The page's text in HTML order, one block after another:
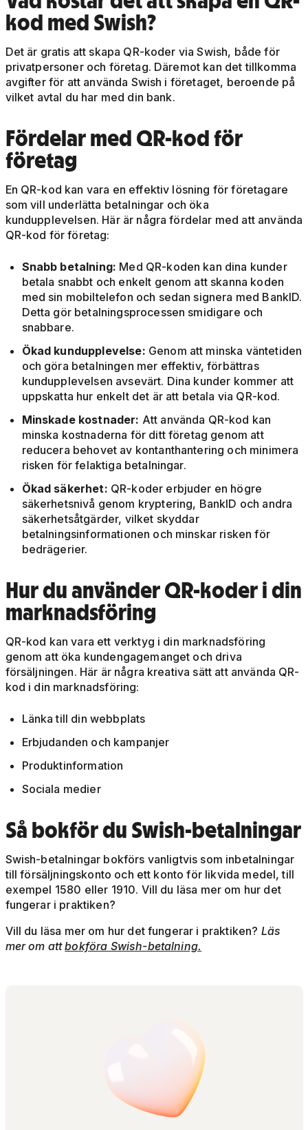
kod med Swish?
Det är gratis att skapa QR-koder via Swish, både för
privatpersoner och företag. Däremot kan det tillkomma
avgifter för att använda Swish i företaget, beroende på
vilket avtal du har med din bank.
Fördelar med QR-kod för
företag
En QR-kod kan vara en effektiv lösning för företagare
som vill underlätta betalningar och öka
kundupplevelsen. Här är några fördelar med att använda
QR-kod för företag:
Snabb betalning: Med QR-koden kan dina kunder
betala snabbt och enkelt genom att skanna koden
med sin mobiltelefon och sedan signera med BankID.
Detta gör betalningsprocessen smidigare och
snabbare.
Ökad kundupplevelse: Genom att minska väntetiden
och göra betalningen mer effektiv, förbättras
kundupplevelsen avsevärt. Dina kunder kommer att
uppskatta hur enkelt det är att betala via QR-kod.
Minskade kostnader: Att använda QR-kod kan
minska kostnaderna för ditt företag genom att
reducera behovet av kontanthantering och minimera
risken för felaktiga betalningar.
Ökad säkerhet: QR-koder erbjuder en högre
säkerhetsnivå genom kryptering, BankID och andra
säkerhetsåtgärder, vilket skyddar
betalningsinformationen och minskar risken för
bedrägerier.
Hur du använder QR-koder i din
marknadsföring
QR-kod kan vara ett verktyg i din marknadsföring
genom att öka kundengagemanget och driva
försäljningen. Här är några kreativa sätt att använda QR-
kod i din marknadsföring:
Länka till din webbplats
Erbjudanden och kampanjer
Produktinformation
Sociala medier
Så bokför du Swish-betalningar
Swish-betalningar bokförs vanligtvis som inbetalningar
till försäljningskonto och ett konto för likvida medel, till
exempel 1580 eller 1910. Vill du läsa mer om hur det
fungerar i praktiken?
Vill du läsa mer om hur det fungerar i praktiken? Läs
mer om attbokföra Swish-betalning.